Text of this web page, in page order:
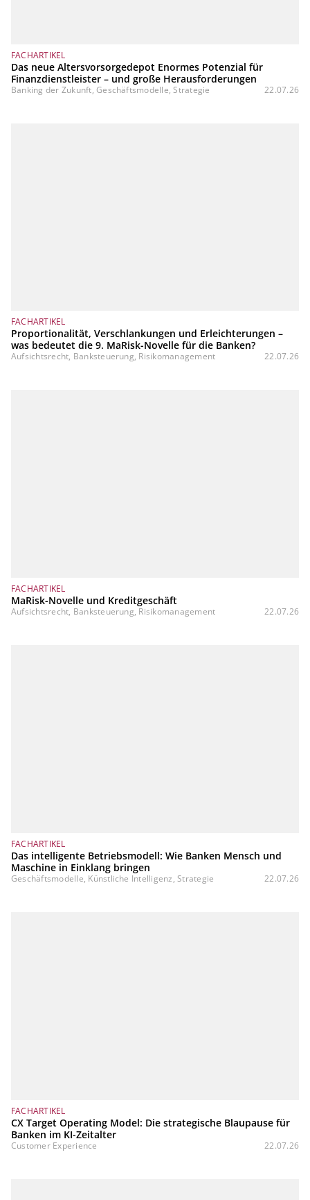
FACHARTIKEL
Das neue Altersvorsorgedepot Enormes Potenzial für
Finanzdienstleister – und große Herausforderungen
Banking der Zukunft, Geschäftsmodelle, Strategie 22.07.26
FACHARTIKEL
Proportionalität, Verschlankungen und Erleichterungen –
was bedeutet die 9. MaRisk-Novelle für die Banken?
Aufsichtsrecht, Banksteuerung, Risikomanagement 22.07.26
FACHARTIKEL
MaRisk-Novelle und Kreditgeschäft
Aufsichtsrecht, Banksteuerung, Risikomanagement 22.07.26
FACHARTIKEL
Das intelligente Betriebsmodell: Wie Banken Mensch und
Maschine in Einklang bringen
Geschäftsmodelle, Künstliche Intelligenz, Strategie 22.07.26
FACHARTIKEL
CX Target Operating Model: Die strategische Blaupause für
Banken im KI-Zeitalter
Customer Experience 22.07.26